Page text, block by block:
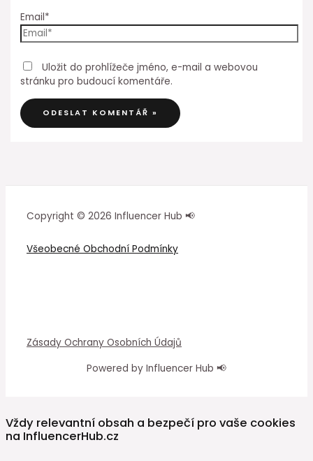
Email*
Uložit do prohlížeče jméno, e-mail a webovou
stránku pro budoucí komentáře.
Copyright © 2026 Influencer Hub 📢
Všeobecné Obchodní Podmínky
Zásady Ochrany Osobních Údajů
Powered by Influencer Hub 📢
Vždy relevantní obsah a bezpečí pro vaše cookies
na InfluencerHub.cz